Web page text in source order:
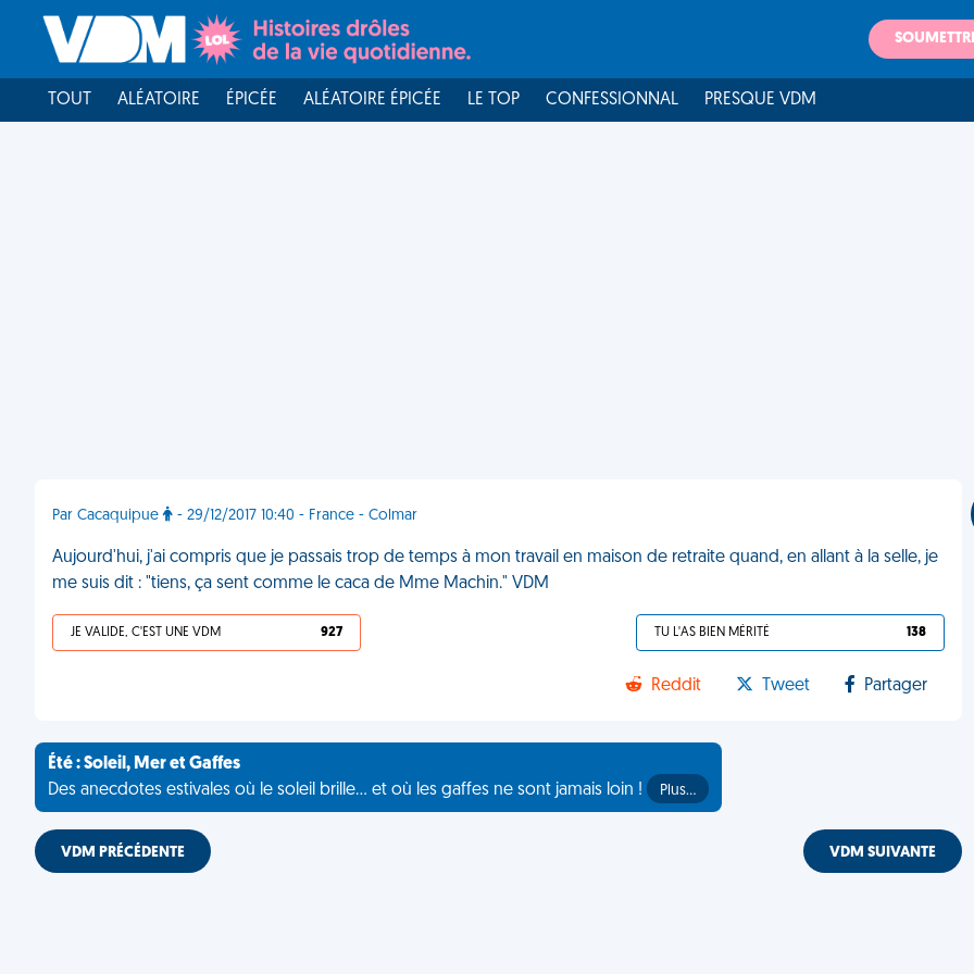
TOUT ALÉATOIRE ÉPICÉE ALÉATOIRE ÉPICÉE LE TOP CONFESSIONNAL PRESQUE VDM
Par Cacaquipue - 29/12/2017 10:40 - France - Colmar
Aujourd'hui, j'ai compris que je passais trop de temps à mon travail en maison de retraite quand, en allant à la selle, je
me suis dit : "tiens, ça sent comme le caca de Mme Machin." VDM
JE VALIDE, C'EST UNE VDM 927 TU L'AS BIEN MÉRITÉ 138
Reddit Tweet Partager
Été : Soleil, Mer et Gaffes
Des anecdotes estivales où le soleil brille... et où les gaffes ne sont jamais loin !
Plus…
VDM PRÉCÉDENTE VDM SUIVANTE